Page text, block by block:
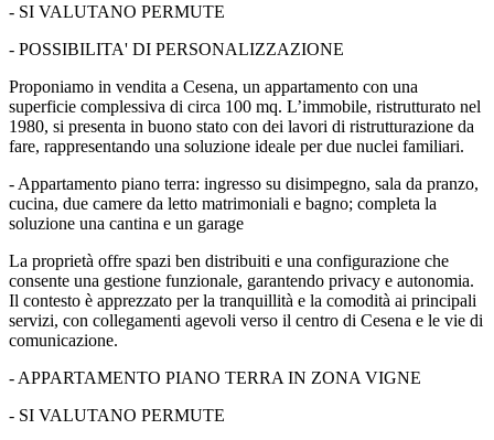
- SI VALUTANO PERMUTE
- POSSIBILITA' DI PERSONALIZZAZIONE
Proponiamo in vendita a Cesena, un appartamento con una
superficie complessiva di circa 100 mq. L’immobile, ristrutturato nel
1980, si presenta in buono stato con dei lavori di ristrutturazione da
fare, rappresentando una soluzione ideale per due nuclei familiari.
- Appartamento piano terra: ingresso su disimpegno, sala da pranzo,
cucina, due camere da letto matrimoniali e bagno; completa la
soluzione una cantina e un garage
La proprietà offre spazi ben distribuiti e una configurazione che
consente una gestione funzionale, garantendo privacy e autonomia.
Il contesto è apprezzato per la tranquillità e la comodità ai principali
servizi, con collegamenti agevoli verso il centro di Cesena e le vie di
comunicazione.
- APPARTAMENTO PIANO TERRA IN ZONA VIGNE
- SI VALUTANO PERMUTE